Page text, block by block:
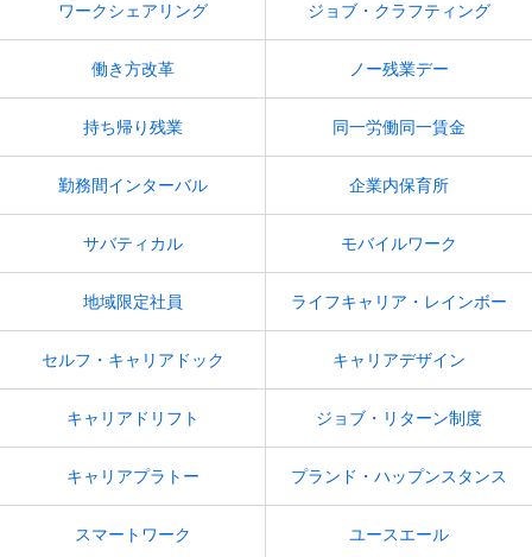
ワークシェアリング ジョブ・クラフティング
働き方改革 ノー残業デー
持ち帰り残業 同一労働同一賃金
勤務間インターバル 企業内保育所
サバティカル モバイルワーク
地域限定社員 ライフキャリア・レインボー
セルフ・キャリアドック キャリアデザイン
キャリアドリフト ジョブ・リターン制度
キャリアプラトー プランド・ハップンスタンス
スマートワーク ユースエール